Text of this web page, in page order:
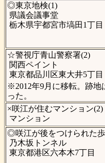
◎東京地検(1)
県議会議事堂
栃木県宇都宮市塙田1丁目
☆警視庁青山警察署(2)
関西ペイント
東京都品川区東大井5丁目
※2012年9月に移転。跡地
った。
×咲江が住むマンション(2)
マンション
◎咲江が後をつけられた
乃木坂トンネル
東京都港区六本木7丁目